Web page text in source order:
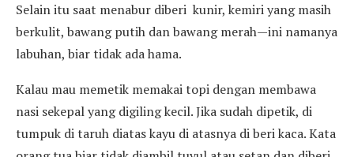
Selain itu saat menabur diberi kunir, kemiri yang masih
berkulit, bawang putih dan bawang merah—ini namanya
labuhan, biar tidak ada hama.
Kalau mau memetik memakai topi dengan membawa
nasi sekepal yang digiling kecil. Jika sudah dipetik, di
tumpuk di taruh diatas kayu di atasnya di beri kaca. Kata